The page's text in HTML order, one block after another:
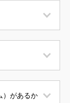
）があるか